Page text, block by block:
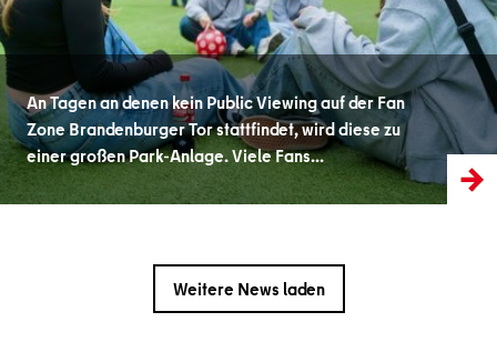
An Tagen an denen kein Public Viewing auf der Fan
Zone Brandenburger Tor stattfindet, wird diese zu
einer großen Park-Anlage. Viele Fans...
Weitere News laden